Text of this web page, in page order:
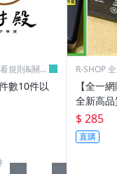
規則&關於
數10件以
R-SHOP
【全一
全新高
筆電 變
3.16A通
L30
$ 285
直購